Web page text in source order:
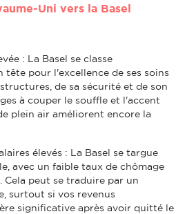
Uni vers la Basel
: La Basel se classe
tête pour l'excellence de ses soins
de sa sécurité et de son
à couper le souffle et l'accent
plein air améliorent encore la
élevés : La Basel se targue
avec un faible taux de chômage
Cela peut se traduire par un
surtout si vos revenus
significative après avoir quitté le